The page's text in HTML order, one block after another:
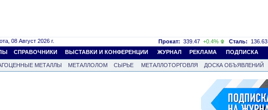
08 Август 2026 г. Прокат: 339.47 +0.4% Сталь: 136.63
СПРАВОЧНИКИ ВЫСТАВКИ И КОНФЕРЕНЦИИ ЖУРНАЛ РЕКЛАМА ПОДПИСКА
МЕТАЛЛЫ МЕТАЛЛОЛОМ СЫРЬЕ МЕТАЛЛОТОРГОВЛЯ
ДОСКА ОБЪЯВЛЕНИЙ